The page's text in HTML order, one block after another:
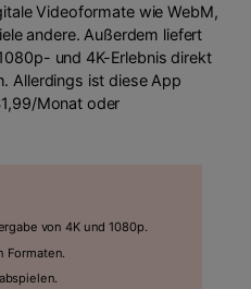
Videoformate wie WebM,
andere. Außerdem liefert
und 4K-Erlebnis direkt
Allerdings ist diese App
Monat oder
von 4K und 1080p.
Formaten.